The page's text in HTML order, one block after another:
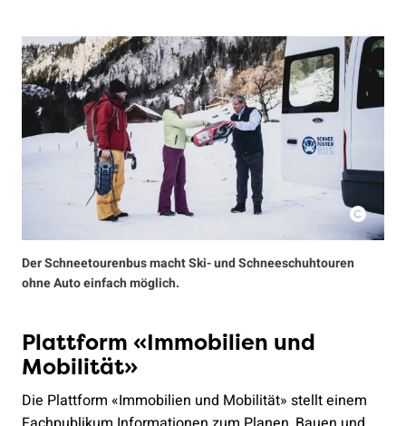
Der Schneetourenbus macht Ski- und Schneeschuhtouren
ohne Auto einfach möglich.
Plattform «Immobilien und
Mobilität»
Die Plattform «Immobilien und Mobilität» stellt einem